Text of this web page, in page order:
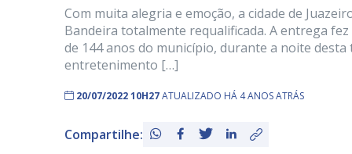
Com muita alegria e emoção, a cidade de
Bandeira totalmente requalificada. A entrega
de 144 anos do município, durante a noite
entretenimento […]
20/07/2022 10H27ATUALIZADO HÁ 4 ANOS ATRÁS
Compartilhe: